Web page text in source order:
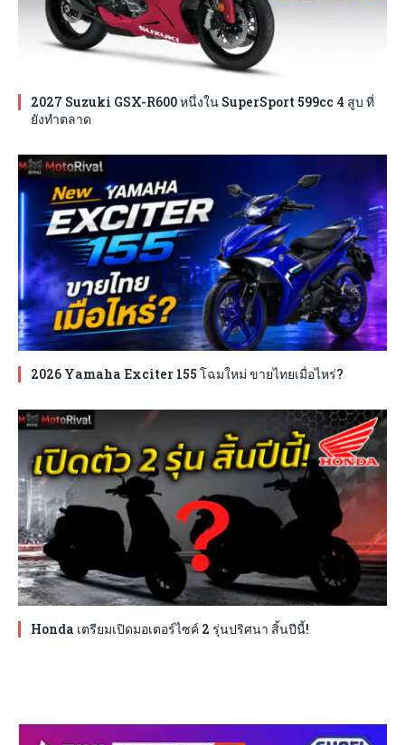
2027 Suzuki GSX-R600 หนึ่งใน SuperSport 599cc 4 สูบ ที่
ยังทำตลาด
2026 Yamaha Exciter 155 โฉมใหม่ ขายไทยเมื่อไหร่?
Honda เตรียมเปิดมอเตอร์ไซค์ 2 รุ่นปริศนา สิ้นปีนี้!